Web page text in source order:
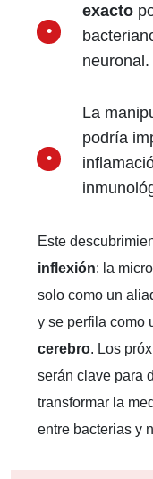
exacto
neuronal.
La
podría
Este
inflexión: la
solo como un
y se perfila como
cerebro. Los
serán clave para
transformar la
entre bacterias y